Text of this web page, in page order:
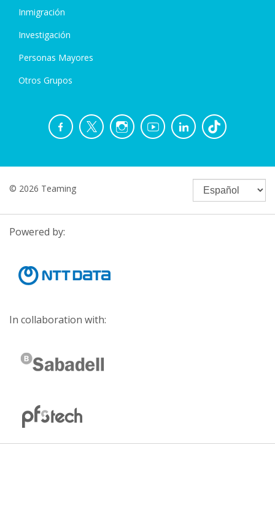
Inmigración
Investigación
Personas Mayores
Otros Grupos
© 2026 Teaming
Powered by:
In collaboration with: